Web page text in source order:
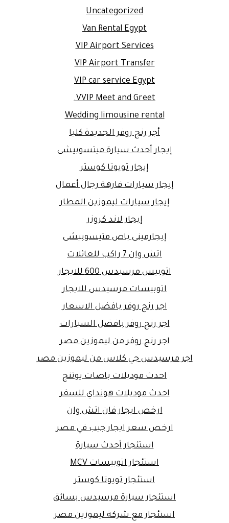
Uncategorized
Van Rental Egypt
VIP Airport Services
VIP Airport Transfer
VIP car service Egypt
VVIP Meet and Greet.
Wedding limousine rental
أجر رنج روفر الجديدة كليا
إيجار أحدث سيارة ميتسوبيشى
إيجار تويوتا كوستر
إيجار سيارات فارهة رجال أعمال
إيجار سيارات ليموزين المطار
إيجار لاند كروزر
إيجارمينى باص متيسوبيشى
اتش وان 7 راكب للعائلات
اتوبيس مرسيدس 600 للايجار
اتوبيسات مرسيدس للايجار
اجر رنج روفر بافضل الاسعار
اجر رنج روفر بافضل السيارات
اجر رنج روفر من ليموزين مصر
اجر مرسيدس جي كلاس من ليموزين مصر
احدث موديلات باصات يوتنج
احدث موديلات هونداي للسفر
ارخص ايجار فان اتش وان
ارخص سعر ايجار جيب في مصر
استئجار أحدث سيارة
استئجار اتوبيسات MCV
استئجار تويوتا كوستر
استئجار سيارة مرسيدس بسائق
استئجار مع شركة ليموزين مصر